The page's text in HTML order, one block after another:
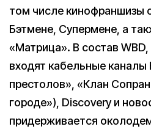
том числе кинофраншизы
Бэтмене, Супермене, а
«Матрица». В состав
входят кабельные каналы
престолов», «Клан
городе»), Discovery и
придерживается